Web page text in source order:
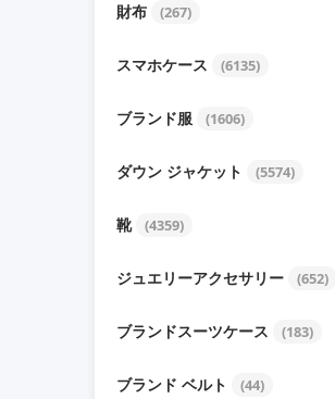
財布 (267)
スマホケース (6135)
ブランド服 (1606)
ダウン ジャケット (5574)
靴 (4359)
ジュエリーアクセサリー (652)
ブランドスーツケース (183)
ブランド ベルト (44)